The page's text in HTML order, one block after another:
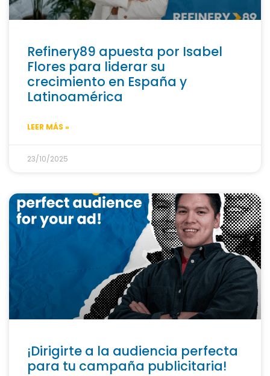
Refinery89 apuesta por Isabel
Flores para liderar su
crecimiento en España y
Latinoamérica
LEER MÁS »
23/10/2025
¡Dirigirte a la audiencia perfecta
para tu campaña publicitaria!